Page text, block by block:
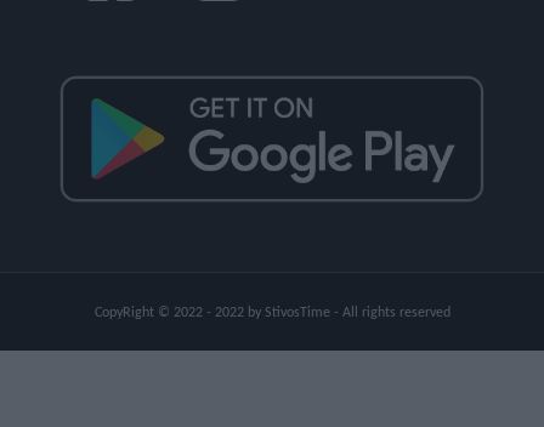
CopyRight © 2022 - 2022 by StivosTime - All rights reserved